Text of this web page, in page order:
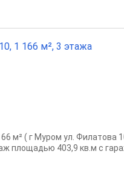
1 166 м², 3 этажа
м² ( г Муром ул. Филатова
площадью 403,9 кв.м с